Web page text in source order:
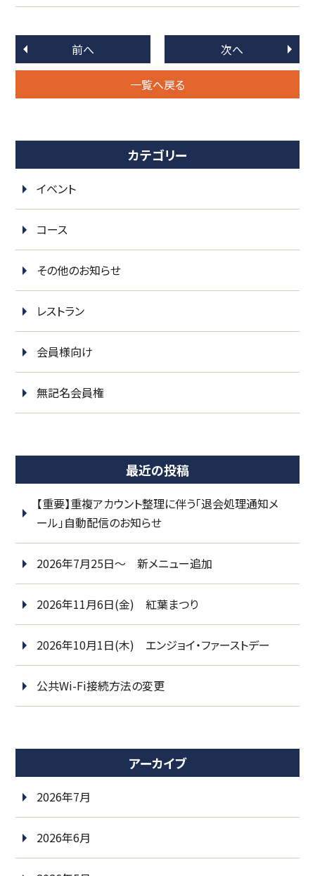
前へ
一覧へ戻る
次へ
カテゴリー
イベント
コース
その他のお知らせ
レストラン
会員様向け
無記名会員権
最近の投稿
【重要】重複アカウント整理に伴う「退会処理通知メ
ール」自動配信のお知らせ
2026年7月25日～ 新メニュー追加
2026年11月6日(金) 紅葉まつり
2026年10月1日(木) エンジョイ・ファーストデー
公共Wi-Fi接続方法の変更
アーカイブ
2026年7月
2026年6月